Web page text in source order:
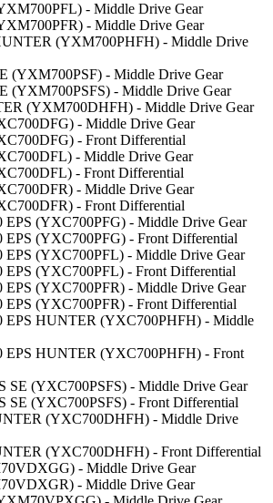
- Middle Drive Gear
- Middle Drive Gear
(YXM700PHFH) - Middle Drive
(YXM700PSF) - Middle Drive Gear
(YXM700PSFS) - Middle Drive Gear
(YXM700DHFH) - Middle Drive Gear
- Middle Drive Gear
- Front Differential
- Middle Drive Gear
- Front Differential
- Middle Drive Gear
- Front Differential
(YXC700PFG) - Middle Drive Gear
(YXC700PFG) - Front Differential
(YXC700PFL) - Middle Drive Gear
(YXC700PFL) - Front Differential
(YXC700PFR) - Middle Drive Gear
(YXC700PFR) - Front Differential
HUNTER (YXC700PHFH) - Middle
HUNTER (YXC700PHFH) - Front
SE (YXC700PSFS) - Middle Drive Gear
SE (YXC700PSFS) - Front Differential
(YXC700DHFH) - Middle Drive
(YXC700DHFH) - Front Differential
- Middle Drive Gear
- Middle Drive Gear